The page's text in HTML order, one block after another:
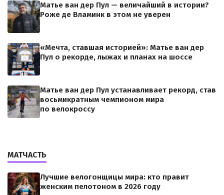
Матье ван дер Пул — величайший в истории?
Роже де Вламинк в этом не уверен
«Мечта, ставшая историей»: Матье ван дер
Пул о рекорде, лыжах и планах на шоссе
Матье ван дер Пул устанавливает рекорд, став
восьмикратным чемпионом мира
по велокроссу
МАТЧАСТЬ
Лучшие велогонщицы мира: кто правит
женским пелотоном в 2026 году